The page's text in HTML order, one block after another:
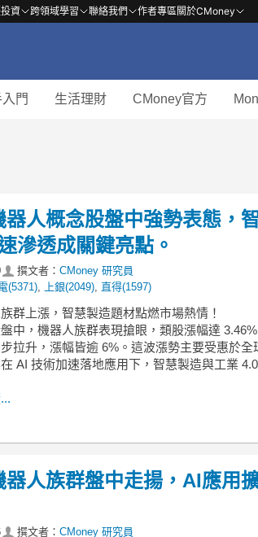
資 跨領域學習 聯絡我們 作者專區關於CMoney
門 生活理財 CMoney官方
器人概念股盤中強勢表態，
滲透成關鍵亮點。
撰文者： CMoney 研究員
(5371) 上銀(2049) 直得(1597)
群上漲，智慧製造題材點燃市場熱情！
中，機器人族群表現搶眼，類股漲幅達
拉升，漲幅皆逾 6%。這波漲勢主要受惠於
AI 技術加速落地應用下，智慧製造與工業
器人族群盤中走揚，AI應用
撰文者： CMoney 研究員